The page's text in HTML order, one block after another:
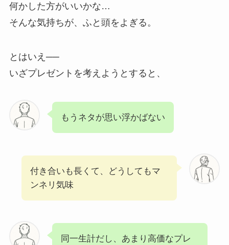
何かした方がいいかな…
そんな気持ちが、ふと頭をよぎる。
とはいえ──
いざプレゼントを考えようとすると、
もうネタが思い浮かばない
付き合いも長くて、どうしてもマ
ンネリ気味
同一生計だし、あまり高価なプレ